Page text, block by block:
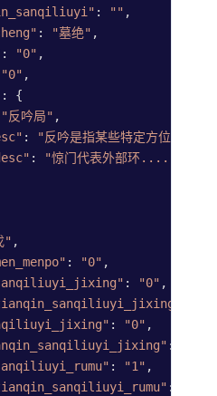
: "" ,
: "墓绝" ,
: "0" ,
"0" ,
: {
"反吟局" ,
:
"反吟是指某些特定方位的
:
"惊门代表外部环......"
" ,
: "0" ,
: "0" ,
: "0" ,
:
: "1" ,
: